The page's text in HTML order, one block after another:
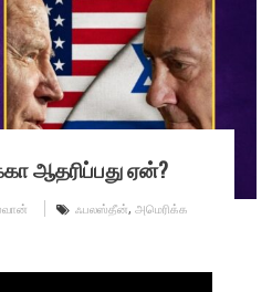
ஆதரிப்பது ஏன்?
ஃபலஸ்தீன், அமெரிக்க